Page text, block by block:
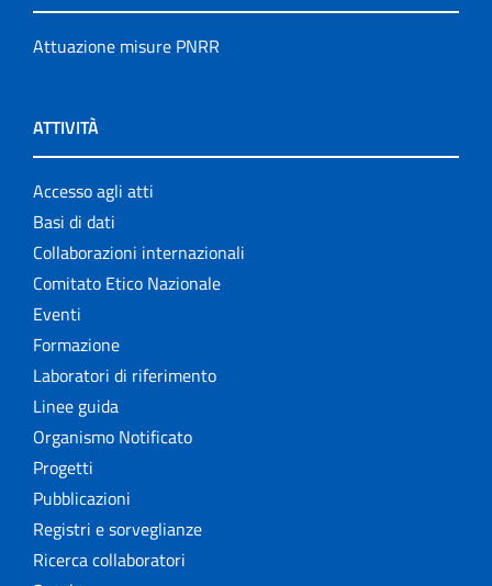
Attuazione misure PNRR
ATTIVITÀ
Accesso agli atti
Basi di dati
Collaborazioni internazionali
Comitato Etico Nazionale
Eventi
Formazione
Laboratori di riferimento
Linee guida
Organismo Notificato
Progetti
Pubblicazioni
Registri e sorveglianze
Ricerca collaboratori